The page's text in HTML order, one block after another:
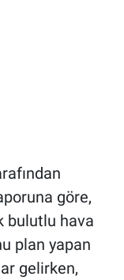
göre,
bulutlu hava
plan yapan
gelirken,